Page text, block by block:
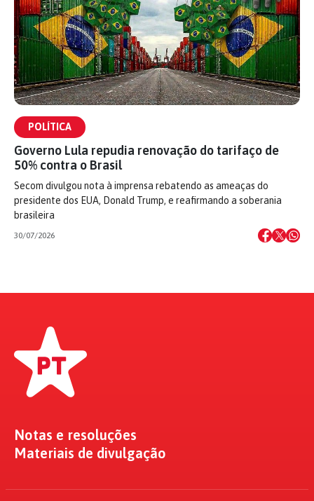
POLÍTICA
Governo Lula repudia renovação do tarifaço de
50% contra o Brasil
Secom divulgou nota à imprensa rebatendo as ameaças do
presidente dos EUA, Donald Trump, e reafirmando a soberania
brasileira
30/07/2026
Notas e resoluções
Materiais de divulgação